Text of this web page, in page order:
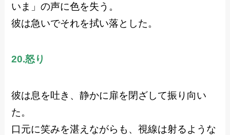
いま」の声に色を失う。
彼は急いでそれを拭い落とした。
20.怒り
彼は息を吐き、静かに扉を閉ざして振り向い
た。
口元に笑みを湛えながらも、視線は射るような